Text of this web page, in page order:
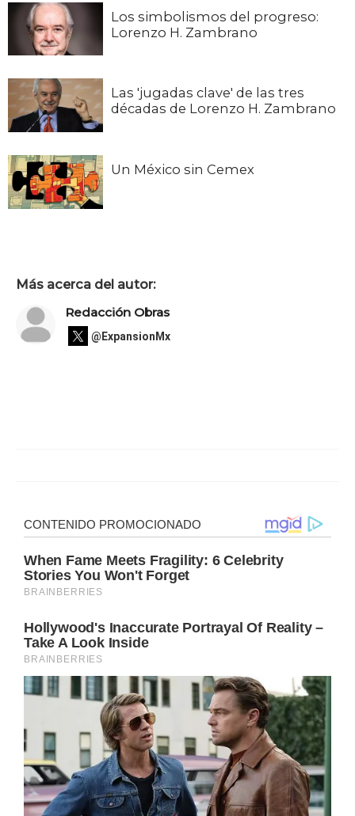
Los simbolismos del progreso:
Lorenzo H. Zambrano
Las 'jugadas clave' de las tres
décadas de Lorenzo H. Zambrano
Un México sin Cemex
Más acerca del autor:
Redacción Obras
@ExpansionMx